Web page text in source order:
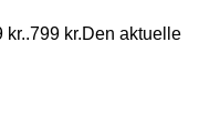
kr..799 kr.Den aktuelle